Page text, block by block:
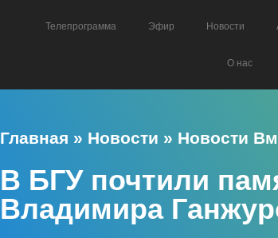
Телепрограмма Эфир Новости
О нас
Главная » Новости » Новости
В БГУ почтили
Владимира